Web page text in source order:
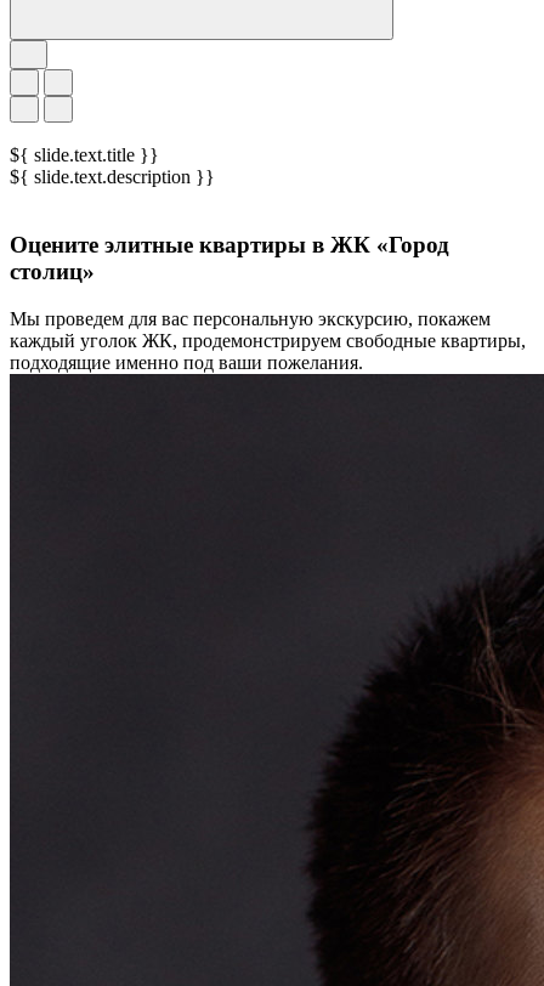
${ slide.text.title }}
${ slide.text.description }}
Оцените элитные квартиры в ЖК «Город
столиц»
Мы проведем для вас персональную экскурсию, покажем
каждый уголок ЖК, продемонстрируем свободные квартиры,
подходящие именно под ваши пожелания.